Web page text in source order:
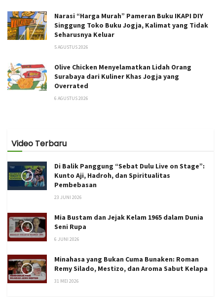
Narasi “Harga Murah” Pameran Buku IKAPI DIY
Singgung Toko Buku Jogja, Kalimat yang Tidak
Seharusnya Keluar
5 AGUSTUS 2026
Olive Chicken Menyelamatkan Lidah Orang
Surabaya dari Kuliner Khas Jogja yang
Overrated
6 AGUSTUS 2026
Video Terbaru
Di Balik Panggung “Sebat Dulu Live on Stage”:
Kunto Aji, Hadroh, dan Spiritualitas
Pembebasan
23 JUNI 2026
Mia Bustam dan Jejak Kelam 1965 dalam Dunia
Seni Rupa
6 JUNI 2026
Minahasa yang Bukan Cuma Bunaken: Roman
Remy Silado, Mestizo, dan Aroma Sabut Kelapa
31 MEI 2026